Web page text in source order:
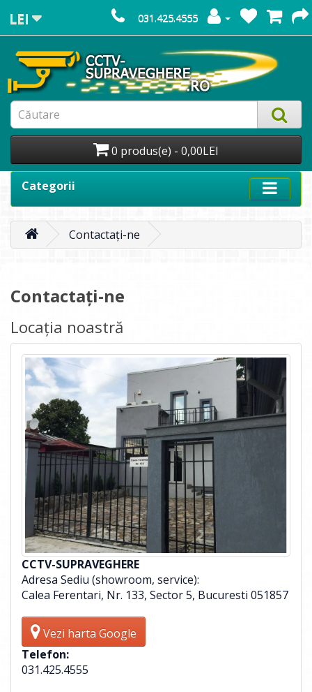
LEI 031.425.4555
0 produs(e) - 0,00LEI
Categorii
Contactați-ne
Contactați-ne
Locația noastră
CCTV-SUPRAVEGHERE
Adresa Sediu (showroom, service):
Calea Ferentari, Nr. 133, Sector 5, Bucuresti 051857
Vezi harta Google
Telefon:
031.425.4555